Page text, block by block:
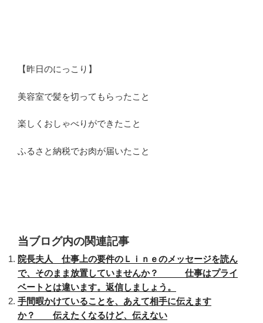
【昨日のにっこり】
美容室で髪を切ってもらったこと
楽しくおしゃべりができたこと
ふるさと納税でお肉が届いたこと
当ブログ内の関連記事
院長夫人 仕事上の要件のＬｉｎｅのメッセージを読ん
で、そのまま放置していませんか？ 仕事はプライ
ベートとは違います。返信しましょう。
手間暇かけていることを、あえて相手に伝えます
か？ 伝えたくなるけど、伝えない